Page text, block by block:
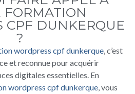
FORMATION
CPF DUNKERQUE
?
wordpress cpf dunkerque, c’est
et reconnue pour acquérir
digitales essentielles. En
wordpress cpf dunkerque, vous